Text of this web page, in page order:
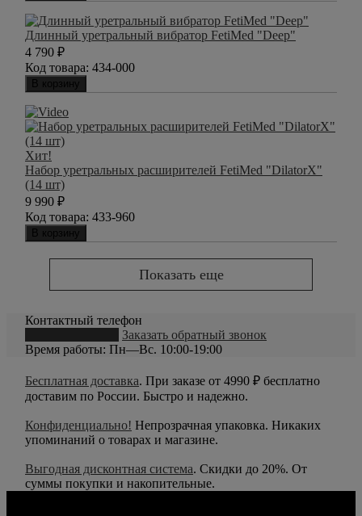
Длинный уретральный вибратор FetiMed "Deep"
4 790 ₽
Код товара: 434-000
В корзину
Хит!
Набор уретральных расширителей FetiMed "DilatorX"
(14 шт)
9 990 ₽
Код товара: 433-960
В корзину
Показать еще
Контактный телефон
Заказать обратный звонок
Время работы: Пн—Вс. 10:00-19:00
Бесплатная доставка. При заказе от 4990 ₽ бесплатно
доставим по России. Быстро и надежно.
Конфиденциально! Непрозрачная упаковка. Никаких
упоминаний о товарах и магазине.
Выгодная дисконтная система. Скидки до 20%. От
суммы покупки и накопительные.